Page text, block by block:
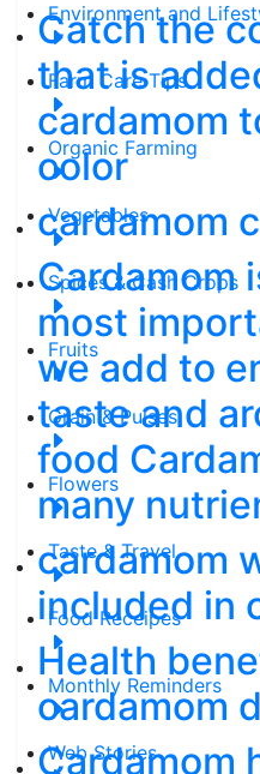
Environment and
Farm Care Tips
Organic Farming
Vegetables
Spices & Cash Crops
Fruits
Grain & Pulses
Flowers
Taste & Travel
Food Receipes
Monthly Reminders
Web Stories
Catch the
that is
cardamom
color
cardamom
Cardamom
most
we add to
taste and
food
many
cardamom
included in
Health
cardamom
Cardamom